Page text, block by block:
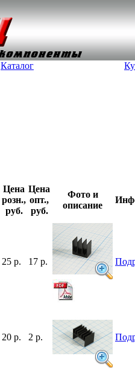
Каталог
Цена
розн.,
руб.
Цена
опт.,
руб.
Фото и
описание
25 р. 17 р.
20 р. 2 р.